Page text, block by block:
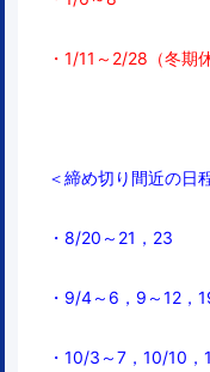
・1/11～2/28（冬期
＜締め切り間近の日
・8/20～21，23
・9/4～6，9～12，
・10/3～7，10/10